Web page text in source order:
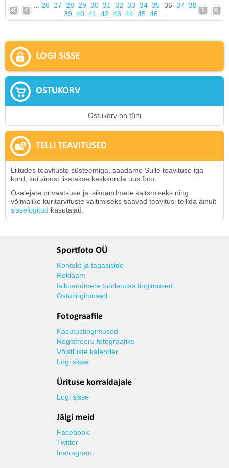
26 27 28 29 30 31 32 33 34 35 36 37 38
39 40 41 42 43 44 45 46
LOGI SISSE
OSTUKORV
Ostukorv on tühi
TELLI TEAVITUSED
Liitudes teavituste süsteemiga, saadame Sulle teavituse iga
kord, kui sinust lisatakse keskkonda uus foto.
Osalejate privaatsuse ja isikuandmete kaitsmiseks ning
võimalike kuritarvituste vältimiseks saavad teavitusi tellida ainult
sisselogitud kasutajad.
Sportfoto OÜ
Kontakt ja tagasiside
Reklaam
Isikuandmete töötlemise tingimused
Ostutingimused
Fotograafile
Kasutustingimused
Registreeru fotograafiks
Võistluste kalender
Logi sisse
Ürituse korraldajale
Logi sisse
Jälgi meid
Facebook
Twitter
Instragram